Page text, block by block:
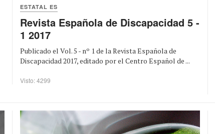
ESTATAL ES
Revista Española de Discapacidad 5 -
1 2017
Publicado el Vol. 5 - nº 1 de la Revista Española de
Discapacidad 2017, editado por el Centro Español de ...
Visto: 4299